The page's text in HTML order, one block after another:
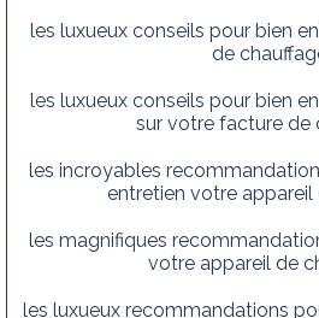
les luxueux conseils pour bien
de
les luxueux conseils pour bien
sur votre facture de
les incroyables
entretien votre appareil
les magnifiques
votre appareil de
les luxueux recommandations